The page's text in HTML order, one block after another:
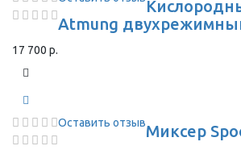
Atmung
17 700 р.
Оставить отзывМиксер